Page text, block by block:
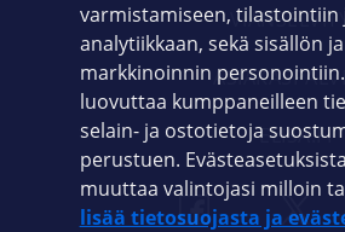
ELISA.FI
varmistamiseen, tilastointiin
analytiikkaan, sekä sisällön ja
markkinoinnin personointiin.
luovuttaa kumppaneilleen
selain- ja ostotietoja
perustuen.
muuttaa valintojasi milloin
lisää tietosuojasta ja